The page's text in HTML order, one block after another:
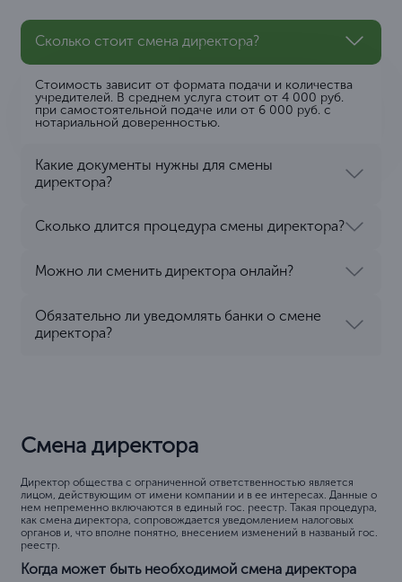
Сколько стоит смена директора?
Стоимость зависит от формата подачи и количества
учредителей. В среднем услуга стоит от 4 000 руб.
при самостоятельной подаче или от 6 000 руб. с
нотариальной доверенностью.
Какие документы нужны для смены
директора?
Сколько длится процедура смены директора?
Можно ли сменить директора онлайн?
Обязательно ли уведомлять банки о смене
директора?
Смена директора
Директор общества с ограниченной ответственностью является
лицом, действующим от имени компании и в ее интересах. Данные о
нем непременно включаются в единый гос. реестр. Такая процедура,
как смена директора, сопровождается уведомлением налоговых
органов и, что вполне понятно, внесением изменений в названый гос.
реестр.
Когда может быть необходимой смена директора